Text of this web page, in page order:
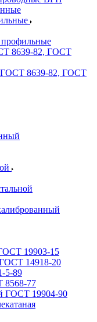
8639-82, ГОСТ
ГОСТ 8639-82, ГОСТ
19903-15
14918-20
5-89
77
ГОСТ 19904-90